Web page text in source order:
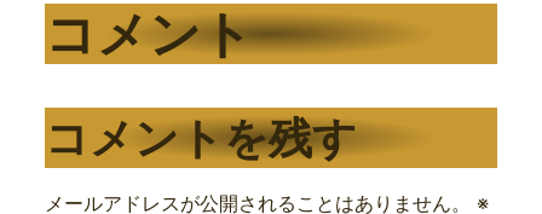
コメント
コメントを残す
メールアドレスが公開されることはありません。
※